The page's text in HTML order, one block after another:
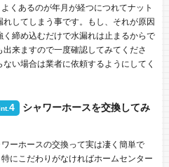
くあるのが年月が経つにつれてナット
してしまう事です。もし、それが原因
締め込むだけで水漏れは止まるからで
来ますので一度確認してみてくださ
い場合は業者に依頼するようにしてく
4
シャワーホースを交換してみ
ワーホースの交換って実は凄く簡単で
にこだわりがなければホームセンター